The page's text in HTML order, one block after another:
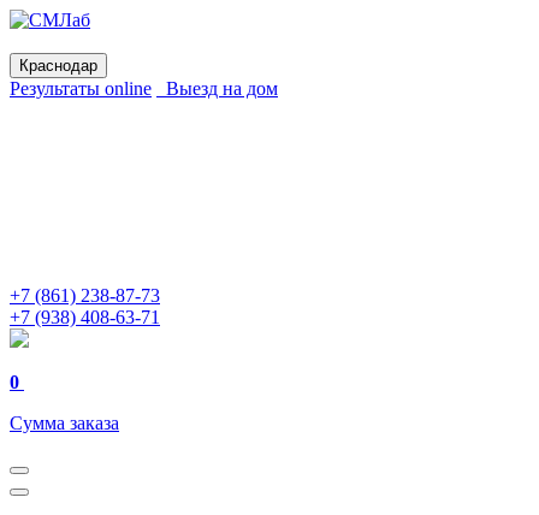
Краснодар
Результаты online Выезд на дом
+7 (861) 238-87-73
+7 (938) 408-63-71
0
Сумма заказа